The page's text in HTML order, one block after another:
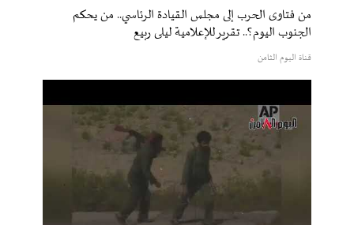
من فتاوى الحرب إلى مجلس القيادة الرئاسي.. من يحكم
الجنوب اليوم؟.. تقرير للإعلامية ليلى ربيع
قناة اليوم الثامن